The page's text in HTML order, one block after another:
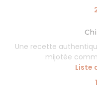
Une recette
mijotée
Liste